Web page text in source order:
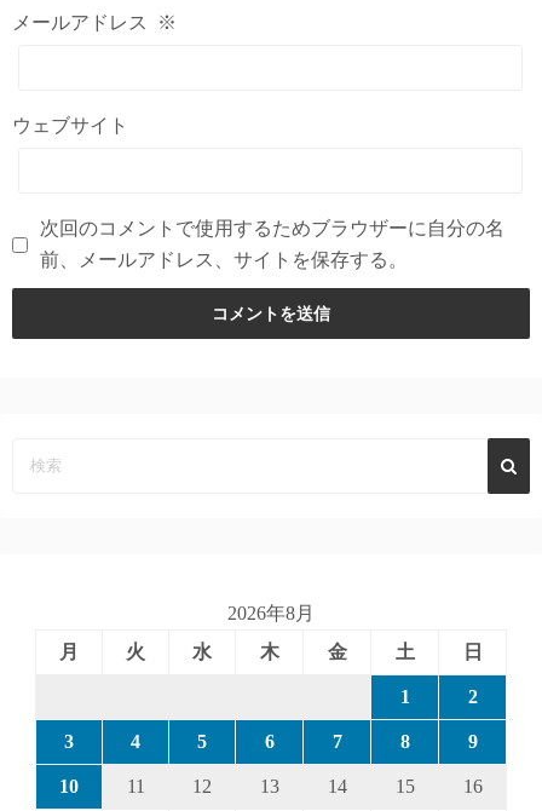
メールアドレス ※
ウェブサイト
次回のコメントで使用するためブラウザーに自分の名
前、メールアドレス、サイトを保存する。
2026年8月
月
火 水 木 金 土 日
1 2
3 4 5 6 7 8 9
10 11 12 13 14 15 16